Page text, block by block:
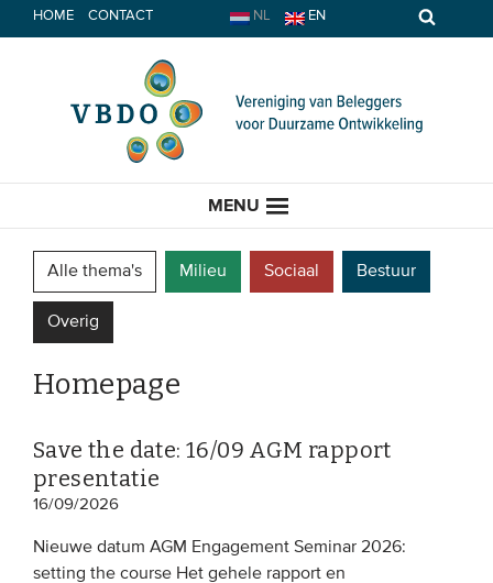
Spring
naar
HOME CONTACT NL EN
MENU
Nieuws
EVENEMENTEN
Alle thema's Milieu Sociaal Bestuur
Overig
Homepage
Save the date: 16/09 AGM rapport
presentatie
16/09/2026
Nieuwe datum AGM Engagement Seminar 2026:
setting the course Het gehele rapport en